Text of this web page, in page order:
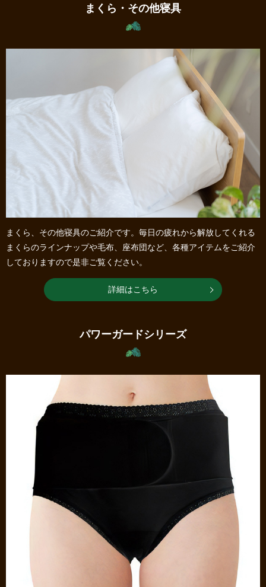
まくら・その他寝具
まくら、その他寝具のご紹介です。毎日の疲れから解放してくれる
まくらのラインナップや毛布、座布団など、各種アイテムをご紹介
しておりますので是非ご覧ください。
詳細はこちら
パワーガードシリーズ